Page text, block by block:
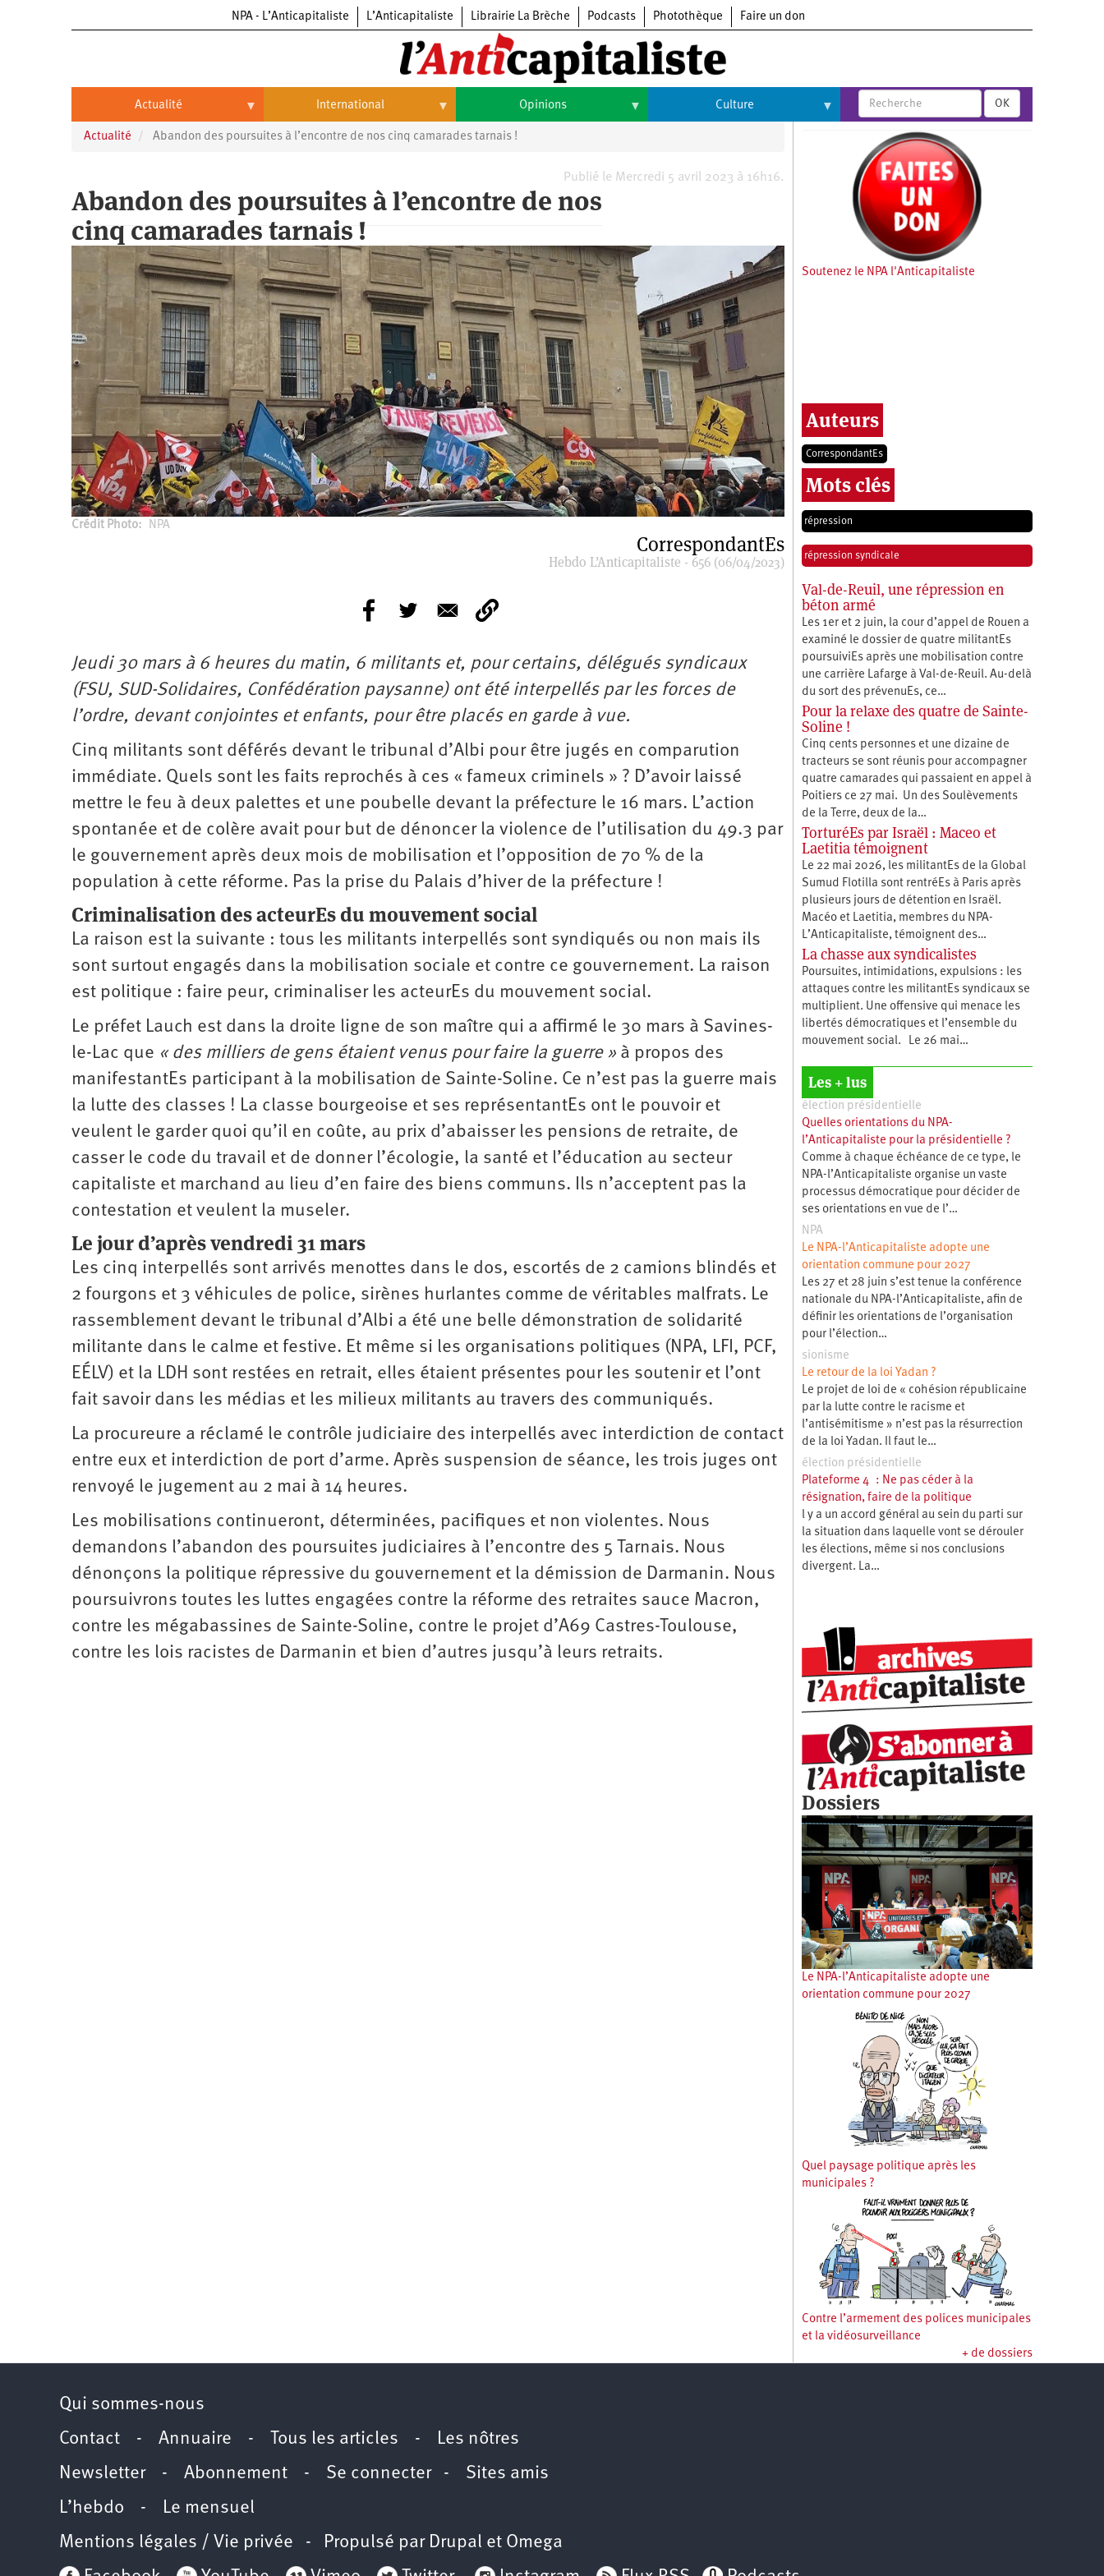
NPA - L’Anticapitaliste L’Anticapitaliste Librairie La Brèche Podcasts Photothèque Faire un don
Actualité
Actualité
Entreprises
Entreprises
Automobile
Aéronautique
Commerce
Hôpitaux
Services
publics
Oppressions
Oppressions
Antiracisme
Féminisme
LGBTI
Économie
Éducation
Santé
Dans
mon
département
International
International
Chine
États-
Continents
Continents
Afrique
Amérique
du
Nord
Amérique
latine
Asie
Europe
Moyen-
Opinions
Opinions
Culture
Arts
Expositions
Musique
OK
Actualité Abandon des poursuites à l’encontre de nos cinq camarades tarnais !
Publié le Mercredi 5 avril 2023 à 16h16.
Abandon des poursuites à l’encontre de nos
cinq camarades tarnais !
Crédit Photo NPA
CorrespondantEs
Hebdo L’Anticapitaliste - 656 (06/04/2023)
Jeudi 30 mars à 6 heures du matin, 6 militants et, pour certains, délégués syndicaux
(FSU, SUD-Solidaires, Confédération paysanne) ont été interpellés par les forces de
l’ordre, devant conjointes et enfants, pour être placés en garde à vue.
Cinq militants sont déférés devant le tribunal d’Albi pour être jugés en comparution
immédiate. Quels sont les faits reprochés à ces « fameux criminels » ? D’avoir laissé
mettre le feu à deux palettes et une poubelle devant la préfecture le 16 mars. L’action
spontanée et de colère avait pour but de dénoncer la violence de l’utilisation du 49.3 par
le gouvernement après deux mois de mobilisation et l’opposition de 70 % de la
population à cette réforme. Pas la prise du Palais d’hiver de la préfecture !
Criminalisation des acteurEs du mouvement social
La raison est la suivante : tous les militants interpellés sont syndiqués ou non mais ils
sont surtout engagés dans la mobilisation sociale et contre ce gouvernement. La raison
est politique : faire peur, criminaliser les acteurEs du mouvement social.
Le préfet Lauch est dans la droite ligne de son maître qui a affirmé le 30 mars à Savines-
le-Lac que « des milliers de gens étaient venus pour faire la guerre » à propos des
manifestantEs participant à la mobilisation de Sainte-Soline. Ce n’est pas la guerre mais
la lutte des classes ! La classe bourgeoise et ses représentantEs ont le pouvoir et
veulent le garder quoi qu’il en coûte, au prix d’abaisser les pensions de retraite, de
casser le code du travail et de donner l’écologie, la santé et l’éducation au secteur
capitaliste et marchand au lieu d’en faire des biens communs. Ils n’acceptent pas la
contestation et veulent la museler.
Le jour d’après vendredi 31 mars
Les cinq interpellés sont arrivés menottes dans le dos, escortés de 2 camions blindés et
2 fourgons et 3 véhicules de police, sirènes hurlantes comme de véritables malfrats. Le
rassemblement devant le tribunal d’Albi a été une belle démonstration de solidarité
militante dans le calme et festive. Et même si les organisations politiques (NPA, LFI, PCF,
EÉLV) et la LDH sont restées en retrait, elles étaient présentes pour les soutenir et l’ont
fait savoir dans les médias et les milieux militants au travers des communiqués.
La procureure a réclamé le contrôle judiciaire des interpellés avec interdiction de contact
entre eux et interdiction de port d’arme. Après suspension de séance, les trois juges ont
renvoyé le jugement au 2 mai à 14 heures.
Les mobilisations continueront, déterminées, pacifiques et non violentes. Nous
demandons l’abandon des poursuites judiciaires à l’encontre des 5 Tarnais. Nous
dénonçons la politique répressive du gouvernement et la démission de Darmanin. Nous
poursuivrons toutes les luttes engagées contre la réforme des retraites sauce Macron,
contre les mégabassines de Sainte-Soline, contre le projet d’A69 Castres-Toulouse,
contre les lois racistes de Darmanin et bien d’autres jusqu’à leurs retraits.
Soutenez le NPA l'Anticapitaliste
Auteurs
CorrespondantEs
Mots clés
répression
répression syndicale
Val-de-Reuil, une répression en
béton armé
Les 1er et 2 juin, la cour d’appel de Rouen a
examiné le dossier de quatre militantEs
poursuiviEs après une mobilisation contre
une carrière Lafarge à Val-de-Reuil. Au-delà
du sort des prévenuEs, ce…
Pour la relaxe des quatre de Sainte-
Soline !
Cinq cents personnes et une dizaine de
tracteurs se sont réunis pour accompagner
quatre camarades qui passaient en appel à
Poitiers ce 27 mai. Un des Soulèvements
de la Terre, deux de la…
TorturéEs par Israël : Maceo et
Laetitia témoignent
Le 22 mai 2026, les militantEs de la Global
Sumud Flotilla sont rentréEs à Paris après
plusieurs jours de détention en Israël.
Macéo et Laetitia, membres du ‪NPA-
L’Anticapitaliste, témoignent des…
La chasse aux syndicalistes
Poursuites, intimidations, expulsions : les
attaques contre les militantEs syndicaux se
multiplient. Une offensive qui menace les
libertés démocratiques et l’ensemble du
mouvement social. Le 26 mai…
Les + lus
élection présidentielle
Quelles orientations du NPA-
l’Anticapitaliste pour la présidentielle ?
Comme à chaque échéance de ce type, le
NPA-l’Anticapitaliste organise un vaste
processus démocratique pour décider de
ses orientations en vue de l’…
NPA
Le NPA-l’Anticapitaliste adopte une
orientation commune pour 2027
Les 27 et 28 juin s’est tenue la conférence
nationale du NPA-l’Anticapitaliste, afin de
définir les orientations de l’organisation
pour l’élection…
sionisme
Le retour de la loi Yadan ?
Le projet de loi de « cohésion républicaine
par la lutte contre le racisme et
l’antisémitisme » n’est pas la résurrection
de la loi Yadan. Il faut le…
élection présidentielle
Plateforme 4 : Ne pas céder à la
résignation, faire de la politique
l y a un accord général au sein du parti sur
la situation dans laquelle vont se dérouler
les élections, même si nos conclusions
divergent. La…
Dossiers
Le NPA-l’Anticapitaliste adopte une
orientation commune pour 2027
Quel paysage politique après les
municipales ?
Contre l’armement des polices municipales
et la vidéosurveillance
+ de dossiers
Qui sommes-nous
Contact - Annuaire - Tous les articles - Les nôtres
Newsletter- Abonnement - Se connecter- Sites amis
L’hebdo - Le mensuel
Mentions légales / Vie privée - Propulsé par Drupal et Omega